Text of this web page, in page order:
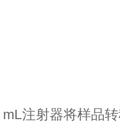
注射器将样品